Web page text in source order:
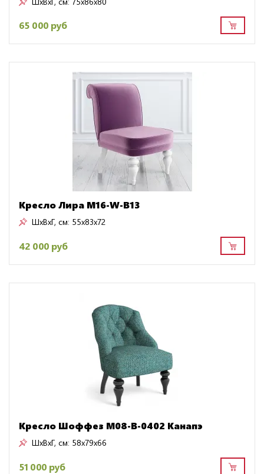
65 000 руб
Кресло Лира M16-W-B13
ШxВxГ, см: 55x83x72
42 000 руб
Кресло Шоффез M08-B-0402 Канапэ
ШxВxГ, см: 58x79x66
51 000 руб